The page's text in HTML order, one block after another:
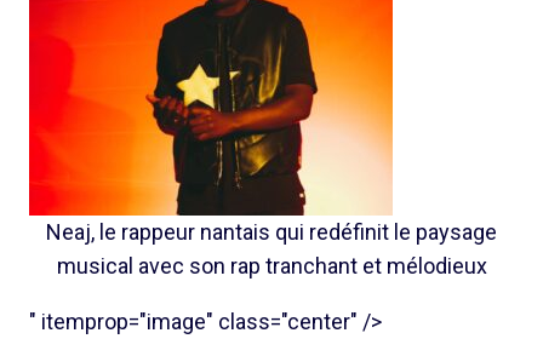
Neaj, le rappeur nantais qui redéfinit le paysage
musical avec son rap tranchant et mélodieux
" itemprop="image" class="center" />